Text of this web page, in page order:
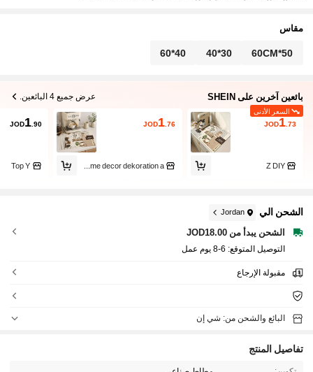
صل الخريف/الشتاء والعيد المجيد
مقاس
50*60CM
30*40
40*60
بائعين آخرين على SHEIN عرض جميع 4 البائعين.
السعر الأدنى
JOD1.73
Z DIY
JOD1.76
beauty home decor dekoration a
JOD1.90
Top Y
الشحن الي Jordan
الشحن يبدأ من JOD18.00
التوصيل المتوقع: 6-8 يوم عمل
مقبولة الإرجاع
البائع والشحن من: شي إن
تفاصيل المنتج